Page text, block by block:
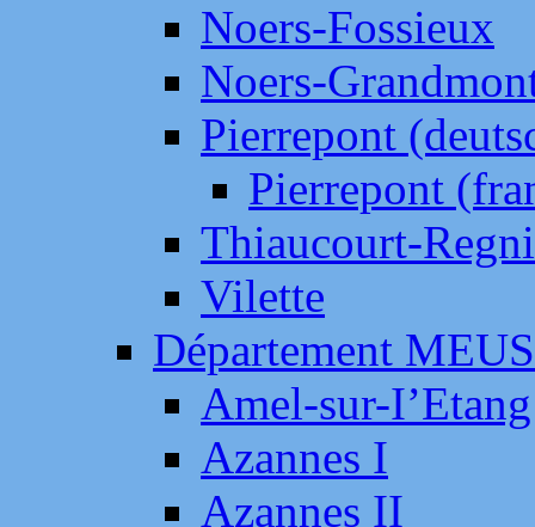
Noers-Fossieux
Noers-
Pierrepont
Pierrepont
Thiaucourt-
Vilette
Département
Amel-sur-
Azannes I
Azannes II